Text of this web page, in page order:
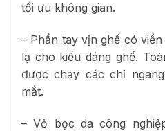
tối ưu không gian.
– Phần tay vịn ghế có
lạ cho kiểu dáng ghế.
được chạy các chỉ
mắt.
– Vỏ bọc da công